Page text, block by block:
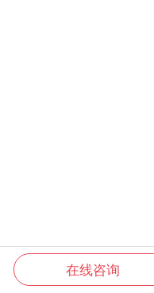
产品中心
在线咨询